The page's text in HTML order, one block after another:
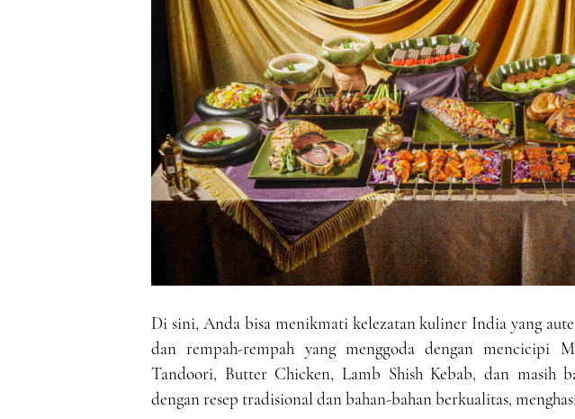
Di sini, Anda bisa menikmati kelezatan kuliner India yang
dan rempah-rempah yang menggoda dengan mencicipi
Tandoori, Butter Chicken, Lamb Shish Kebab, dan masih
dengan resep tradisional dan bahan-bahan berkualitas,